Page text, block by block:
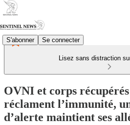
S'abonner Se connecter
Lisez sans distraction
OVNI et corps
réclament l’immunité,
d’alerte maintient ses